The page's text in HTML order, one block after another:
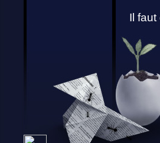
Il faut